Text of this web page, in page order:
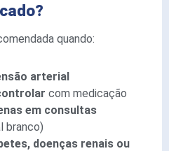
quando:
arterial
com medicação
em consultas
branco)
doenças renais ou